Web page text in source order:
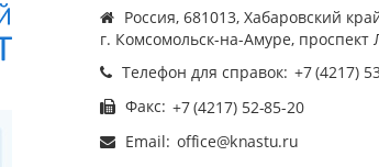
Россия, 681013, Хабаровский
г. Комсомольск-на-Амуре, проспект
Телефон для справок:
Факс:
Email: